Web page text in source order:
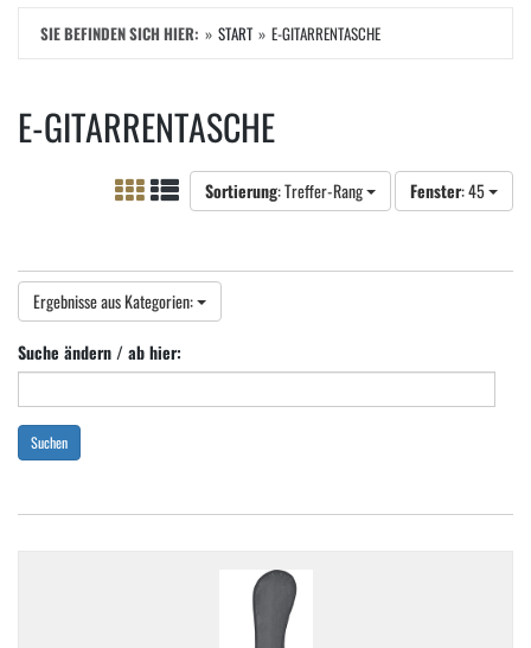
SIE BEFINDEN SICH HIER: START E-GITARRENTASCHE
E-GITARRENTASCHE
Sortierung: Treffer-Rang Fenster: 45
Ergebnisse aus Kategorien:
Suche ändern / ab hier:
Suchen